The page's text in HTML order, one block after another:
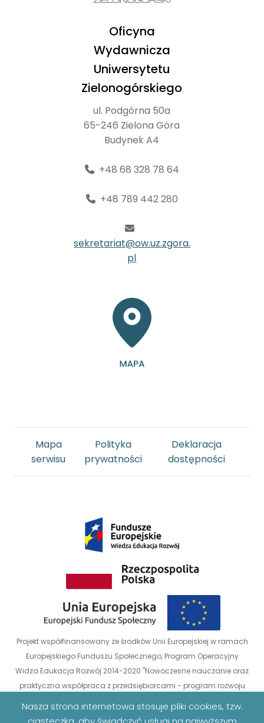
Oficyna
Wydawnicza
Uniwersytetu
Zielonogórskiego
ul. Podgórna 50a
65-246 Zielona Góra
Budynek A4
+48 68 328 78 64
+48 789 442 280
sekretariat@ow.uz.zgora.
pl
Mapa
serwisu
Polityka
prywatności
Deklaracja
dostępności
Projekt współfinansowany ze środków Unii Europejskiej w ramach
Europejskiego Funduszu Społecznego, Program Operacyjny
Widza Edukacja Rozwój 2014-2020 "Nowoczesne nauczanie oraz
praktyczna współpraca z przedsiębiorcami - program rozwoju
Nasza strona internetowa stosuje pliki cookies, tzw.